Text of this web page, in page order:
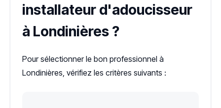
installateur d'adoucisseur
à Londinières ?
Pour sélectionner le bon professionnel à
Londinières, vérifiez les critères suivants :